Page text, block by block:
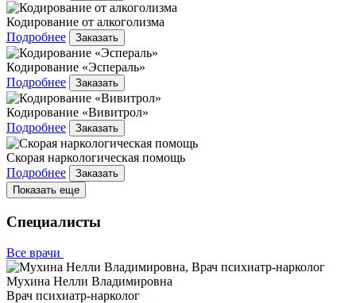
Кодирование от алкоголизма
Подробнее
Заказать
Кодирование «Эспераль»
Подробнее
Заказать
Кодирование «Вивитрол»
Подробнее
Заказать
Скорая наркологическая помощь
Подробнее
Заказать
Показать еще
Специалисты
Все врачи
Мухина Нелли Владимировна
Врач психиатр-нарколог